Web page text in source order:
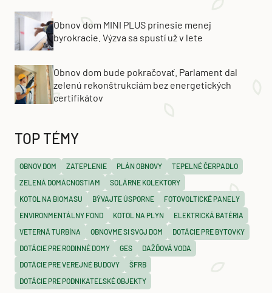
Obnov dom MINI PLUS prinesie menej
byrokracie. Výzva sa spustí už v lete
Obnov dom bude pokračovať. Parlament dal
zelenú rekonštrukciám bez energetických
certifikátov
TOP TÉMY
OBNOV DOM ZATEPLENIE PLÁN OBNOVY
TEPELNÉ ČERPADLO
ZELENÁ DOMÁCNOSTIAM
SOLÁRNE KOLEKTORY
KOTOL NA BIOMASU
BÝVAJTE ÚSPORNE
FOTOVOLTICKÉ PANELY
ENVIRONMENTÁLNY FOND
KOTOL NA PLYN
ELEKTRICKÁ BATÉRIA
VETERNÁ TURBÍNA
OBNOVME SI SVOJ DOM
DOTÁCIE PRE BYTOVKY
DOTÁCIE PRE RODINNÉ DOMY
GES
DAŽĎOVÁ VODA
DOTÁCIE PRE VEREJNÉ BUDOVY
ŠFRB
DOTÁCIE PRE PODNIKATEĽSKÉ OBJEKTY